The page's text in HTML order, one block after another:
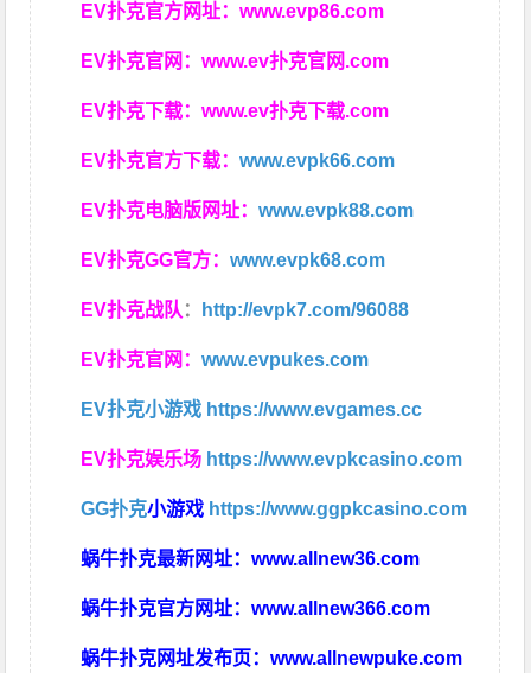
EV扑克官方网址：www.evp86.com
EV扑克官网：www.ev扑克官网.com
EV扑克下载：www.ev扑克下载.com
EV扑克官方下载：www.evpk66.com
EV扑克电脑版网址：www.evpk88.com
EV扑克GG官方：www.evpk68.com
EV扑克战队 ： http://evpk7.com/96088
EV扑克官网：www.evpukes.com
EV扑克小游戏 https://www.evgames.cc
EV扑克娱乐场 https://www.evpkcasino.com
GG扑克小游戏 https://www.ggpkcasino.com
蜗牛扑克最新网址：www.allnew36.com
蜗牛扑克官方网址：www.allnew366.com
蜗牛扑克网址发布页：www.allnewpuke.com